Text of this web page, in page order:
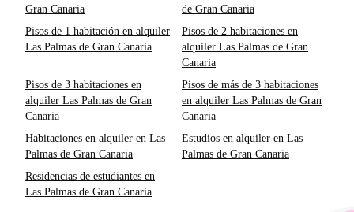
Gran Canaria
de Gran Canaria
Pisos de 1 habitación en alquiler
Las Palmas de Gran Canaria
Pisos de 2 habitaciones en
alquiler Las Palmas de Gran
Canaria
Pisos de 3 habitaciones en
alquiler Las Palmas de Gran
Canaria
Pisos de más de 3 habitaciones
en alquiler Las Palmas de Gran
Canaria
Habitaciones en alquiler en Las
Palmas de Gran Canaria
Estudios en alquiler en Las
Palmas de Gran Canaria
Residencias de estudiantes en
Las Palmas de Gran Canaria